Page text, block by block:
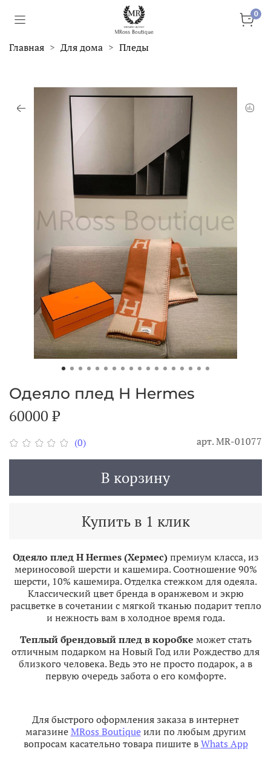
0
Главная Для дома Пледы
(0) арт.MR-01077
Одеяло плед H Hermes
60000 ₽
В корзину
Купить в 1 клик
Одеяло плед H Hermes (Хермес)премиум класса, из
мериносовой шерсти и кашемира. Соотношение 90%
шерсти, 10% кашемира. Отделка стежком для одеяла.
Классический цвет бренда в оранжевом и экрю
расцветке в сочетании с мягкой тканью подарит тепло
и нежность вам в холодное время года.
Теплый брендовый плед в коробке может стать
отличным подарком на Новый Год или Рождество для
близкого человека. Ведь это не просто подарок, а в
первую очередь забота о его комфорте.
Для быстрого оформления заказа в интернет
магазинеMRoss Boutiqueили по любым другим
вопросам касательно товара пишите вWhats App